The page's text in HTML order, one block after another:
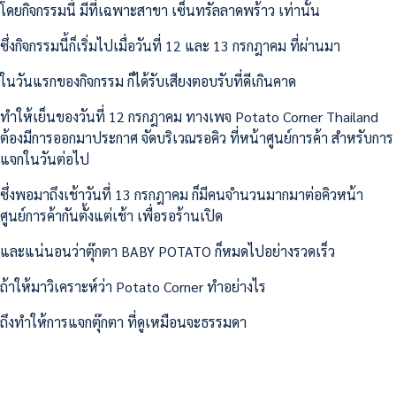
โดยกิจกรรมนี้ มีที่เฉพาะสาขา เซ็นทรัลลาดพร้าว เท่านั้น
ซึ่งกิจกรรมนี้ก็เริ่มไปเมื่อวันที่ 12 และ 13 กรกฎาคม ที่ผ่านมา
ในวันแรกของกิจกรรม ก็ได้รับเสียงตอบรับที่ดีเกินคาด
ทำให้เย็นของวันที่ 12 กรกฎาคม ทางเพจ Potato Corner Thailand
ต้องมีการออกมาประกาศ จัดบริเวณรอคิว ที่หน้าศูนย์การค้า สำหรับการ
แจกในวันต่อไป
ซึ่งพอมาถึงเช้าวันที่ 13 กรกฎาคม ก็มีคนจำนวนมากมาต่อคิวหน้า
ศูนย์การค้ากันตั้งแต่เช้า เพื่อรอร้านเปิด
และแน่นอนว่าตุ๊กตา BABY POTATO ก็หมดไปอย่างรวดเร็ว
ถ้าให้มาวิเคราะห์ว่า Potato Corner ทำอย่างไร
ถึงทำให้การแจกตุ๊กตา ที่ดูเหมือนจะธรรมดา